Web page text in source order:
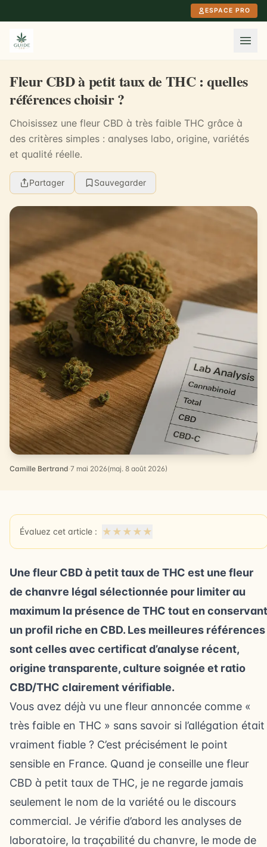
ESPACE PRO
Fleur CBD à petit taux de THC : quelles
références choisir ?
Choisissez une fleur CBD à très faible THC grâce à
des critères simples : analyses labo, origine, variétés
et qualité réelle.
Partager Sauvegarder
Camille Bertrand·7 mai 2026(maj. 8 août 2026)
Évaluez cet article : ★ ★ ★ ★ ★
Une fleur CBD à petit taux de THC est une fleur
de chanvre légal sélectionnée pour limiter au
maximum la présence de THC tout en conservant
un profil riche en CBD. Les meilleures références
sont celles avec certificat d’analyse récent,
origine transparente, culture soignée et ratio
CBD/THC clairement vérifiable.
Vous avez déjà vu une fleur annoncée comme «
très faible en THC » sans savoir si l’allégation était
vraiment fiable ? C’est précisément le point
sensible en France. Quand je conseille une fleur
CBD à petit taux de THC, je ne regarde jamais
seulement le nom de la variété ou le discours
commercial. Je vérifie d’abord les analyses de
laboratoire, la traçabilité du chanvre, le mode de